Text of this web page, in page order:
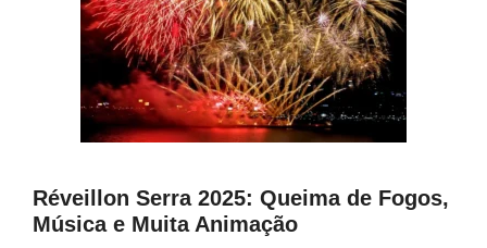
Réveillon Serra 2025: Queima de Fogos,
Música e Muita Animação